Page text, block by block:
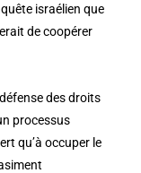
israélien que
de coopérer
des droits
processus
qu’à occuper le